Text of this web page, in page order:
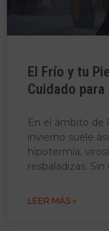
El Frío y tu
Cuidado
En el ámbito de
invierno suele
hipotermia,
resbaladizas.
LEER MÁS »